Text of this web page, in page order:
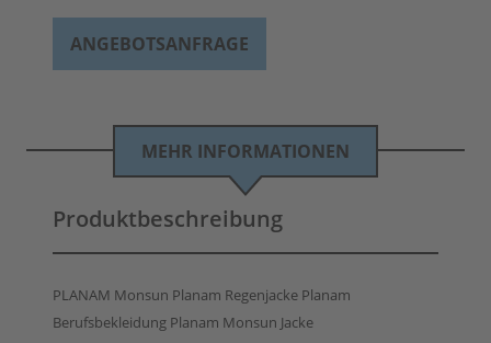
ANGEBOTSANFRAGE
MEHR INFORMATIONEN
Produktbeschreibung
PLANAM Monsun Planam Regenjacke Planam
Berufsbekleidung Planam Monsun Jacke